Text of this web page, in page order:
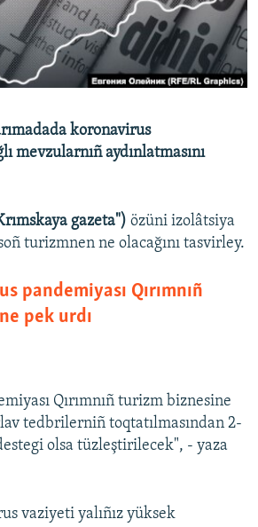
koronavirus
mevzularnıñ aydınlatmasını
gazeta") özüni izolâtsiya
turizmnen ne olacağını tasvirley.
pandemiyası Qırımnıñ
pek urdı
Qırımnıñ turizm biznesine
tedbrilerniñ toqtatılmasından 2-
olsa tüzleştirilecek", - yaza
vaziyeti yalıñız yüksek